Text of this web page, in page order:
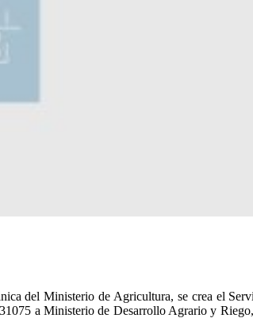
del Ministerio de Agricultura, se crea el
a Ministerio de Desarrollo Agrario y